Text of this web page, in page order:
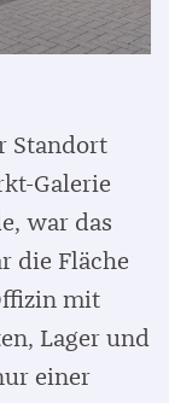
Standort
Galerie
war das
die Fläche
mit
Lager und
einer